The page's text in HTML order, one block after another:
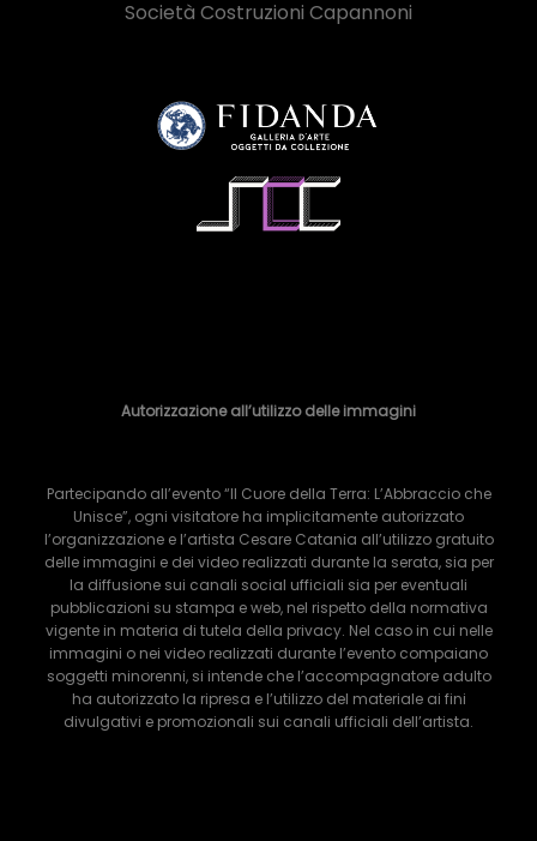
Società Costruzioni Capannoni
Autorizzazione all’utilizzo delle immagini
Partecipando all’evento “Il Cuore della Terra: L’Abbraccio che
Unisce”, ogni visitatore ha implicitamente autorizzato
l’organizzazione e l’artista Cesare Catania all’utilizzo gratuito
delle immagini e dei video realizzati durante la serata, sia per
la diffusione sui canali social ufficiali sia per eventuali
pubblicazioni su stampa e web, nel rispetto della normativa
vigente in materia di tutela della privacy. Nel caso in cui nelle
immagini o nei video realizzati durante l’evento compaiano
soggetti minorenni, si intende che l’accompagnatore adulto
ha autorizzato la ripresa e l’utilizzo del materiale ai fini
divulgativi e promozionali sui canali ufficiali dell’artista.